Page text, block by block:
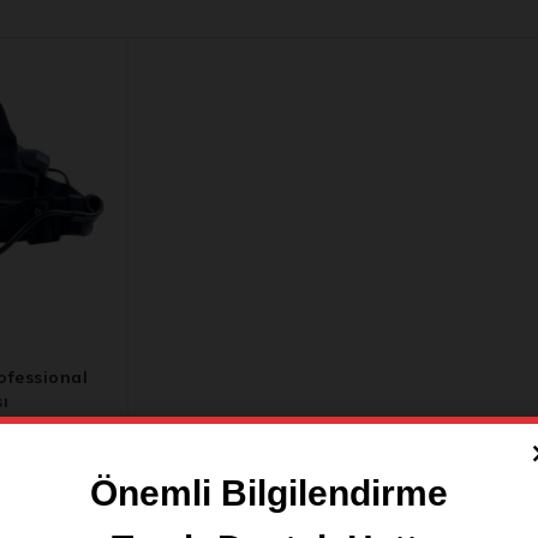
Önemli Bilgilendirme